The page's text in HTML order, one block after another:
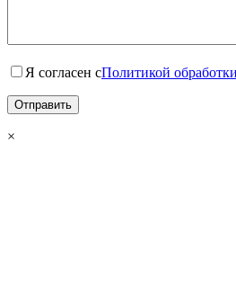
Я согласен сПолитикой
×